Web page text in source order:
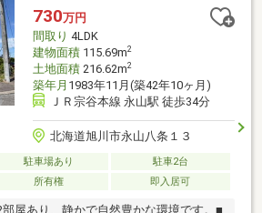
室■ウォークインクロゼットのある住ま
にもお財布にも優しい「太陽光発電」
730万円
間取り 4LDK
建物面積115.69m2
土地面積216.62m2
築年月 1983年11月(築42年10ヶ月)
ＪＲ宗谷本線 永山駅 徒歩34分
北海道旭川市永山八条１３
駐車場あり
駐車2台
所有権 即入居可
屋あり、静かで自然豊かな環境です。■